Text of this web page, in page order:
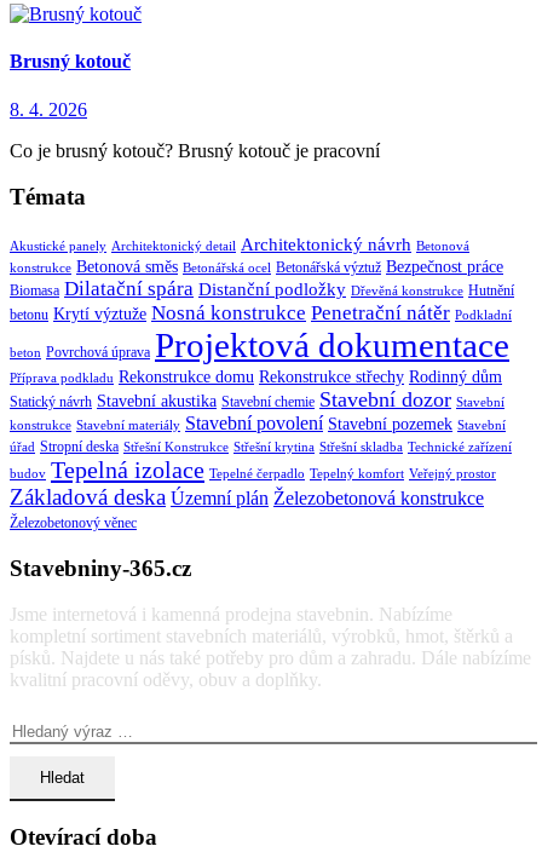
Brusný kotouč
8. 4. 2026
Co je brusný kotouč? Brusný kotouč je pracovní
Témata
Akustické panely Architektonický detail Architektonický návrh Betonová
konstrukce Betonová směs Betonářská ocel Betonářská výztuž Bezpečnost práce
Biomasa Dilatační spára Distanční podložky Dřevěná konstrukce Hutnění
betonu Krytí výztuže Nosná konstrukce Penetrační nátěr Podkladní
beton Povrchová úprava Projektová dokumentace
Příprava podkladu Rekonstrukce domu Rekonstrukce střechy Rodinný dům
Statický návrh Stavební akustika Stavební chemie Stavební dozor Stavební
konstrukce Stavební materiály Stavební povolení Stavební pozemek Stavební
úřad Stropní deska Střešní Konstrukce Střešní krytina Střešní skladba Technické zařízení
budov Tepelná izolace Tepelné čerpadlo Tepelný komfort Veřejný prostor
Základová deska Územní plán Železobetonová konstrukce
Železobetonový věnec
Stavebniny-365.cz
Jsme internetová i kamenná prodejna stavebnin. Nabízíme
kompletní sortiment stavebních materiálů, výrobků, hmot, štěrků a
písků. Najdete u nás také potřeby pro dům a zahradu. Dále nabízíme
kvalitní pracovní oděvy, obuv a doplňky.
Otevírací doba